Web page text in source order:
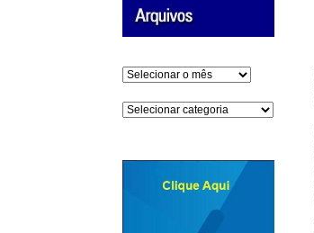
Arquivos
Categorias